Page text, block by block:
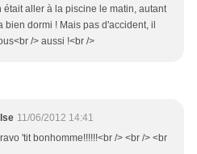
aller à la piscine le matin, autant
bien dormi ! Mais pas d'accident, il
/> aussi !<br />
11/06/2012 14:41
'tit bonhomme!!!!!!<br /> <br /> <br